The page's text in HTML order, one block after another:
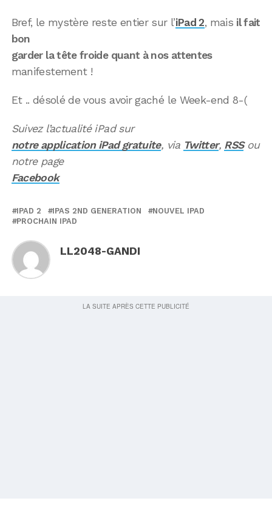
Bref, le mystère reste entier sur l’iPad 2, mais il fait
bon
garder la tête froide quant à nos attentes
manifestement !
Et .. désolé de vous avoir gaché le Week-end 8-(
Suivez l’actualité iPad sur
notre application iPad gratuite, via Twitter, RSSou
notre page
Facebook
IPAD 2 IPAS 2ND GENERATION
NOUVEL IPAD
PROCHAIN IPAD
LL2048-GANDI